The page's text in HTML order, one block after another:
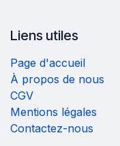
Liens utiles
Page d'accueil
À propos de nous
CGV
Mentions légales
Contactez-nous